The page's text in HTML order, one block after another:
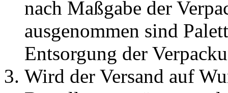
nach Maßgabe der
ausgenommen sind
Entsorgung der
Wird der Versand auf